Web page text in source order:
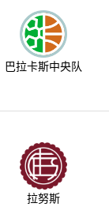
巴拉卡斯中央队
拉努斯